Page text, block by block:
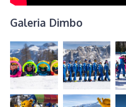
Galeria Dimbo